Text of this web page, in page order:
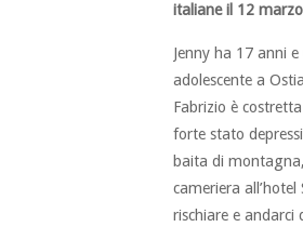
italiane il 12 marzo
Jenny ha 17 anni
adolescente a
Fabrizio è
forte stato
baita di
cameriera
rischiare e andarci